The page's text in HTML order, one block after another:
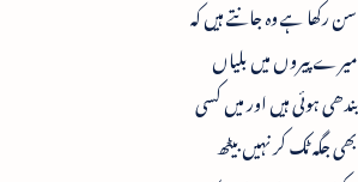
سن رکھا ہے وہ جانتے ہیں کہ
میرے پیروں میں بلیاں
بندھی ہوئی ہیں اور میں کسی
بھی جگہ ٹک کر نہیں بیٹھ